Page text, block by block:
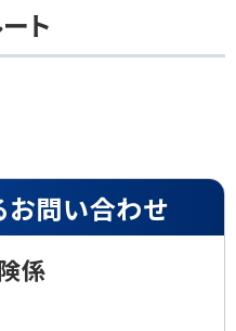
ト
お問い合わせ
係